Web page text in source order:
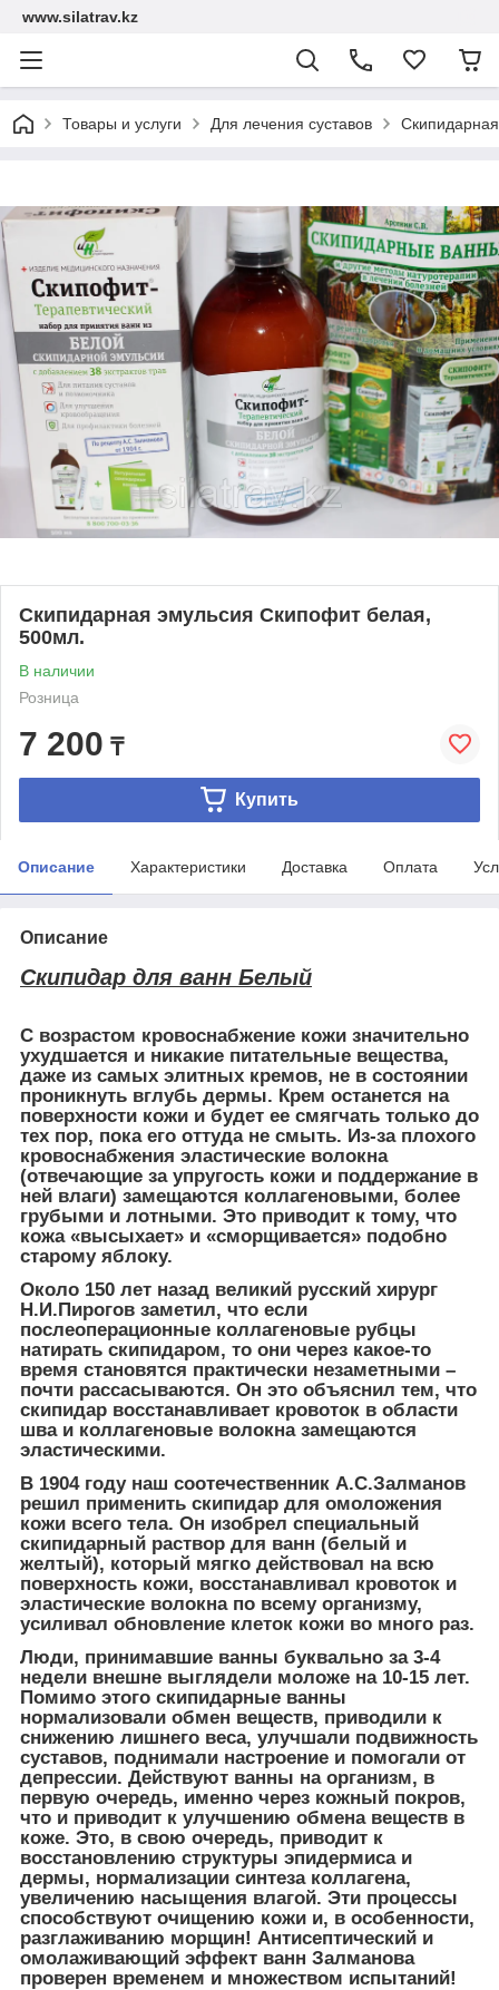
www.silatrav.kz
Товары и услуги Для лечения суставов
Скипидарная эмульсия Скипофит белая,
500мл.
В наличии
Розница
7 200 ₸
Купить
Описание Характеристики Доставка Оплата
Описание
Скипидар для ванн Белый
С возрастом кровоснабжение кожи значительно
ухудшается и никакие питательные вещества,
даже из самых элитных кремов, не в состоянии
проникнуть вглубь дермы. Крем останется на
поверхности кожи и будет ее смягчать только до
тех пор, пока его оттуда не смыть. Из-за плохого
кровоснабжения эластические волокна
(отвечающие за упругость кожи и поддержание в
ней влаги) замещаются коллагеновыми, более
грубыми и лотными. Это приводит к тому, что
кожа «высыхает» и «сморщивается» подобно
старому яблоку.
Около 150 лет назад великий русский хирург
Н.И.Пирогов заметил, что если
послеоперационные коллагеновые рубцы
натирать скипидаром, то они через какое-то
время становятся практически незаметными –
почти рассасываются. Он это объяснил тем, что
скипидар восстанавливает кровоток в области
шва и коллагеновые волокна замещаются
эластическими.
В 1904 году наш соотечественник А.С.Залманов
решил применить скипидар для омоложения
кожи всего тела. Он изобрел специальный
скипидарный раствор для ванн (белый и
желтый), который мягко действовал на всю
поверхность кожи, восстанавливал кровоток и
эластические волокна по всему организму,
усиливал обновление клеток кожи во много раз.
Люди, принимавшие ванны буквально за 3-4
недели внешне выглядели моложе на 10-15 лет.
Помимо этого скипидарные ванны
нормализовали обмен веществ, приводили к
снижению лишнего веса, улучшали подвижность
суставов, поднимали настроение и помогали от
депрессии. Действуют ванны на организм, в
первую очередь, именно через кожный покров,
что и приводит к улучшению обмена веществ в
коже. Это, в свою очередь, приводит к
восстановлению структуры эпидермиса и
дермы, нормализации синтеза коллагена,
увеличению насыщения влагой. Эти процессы
способствуют очищению кожи и, в особенности,
разглаживанию морщин! Антисептический и
омолаживающий эффект ванн Залманова
проверен временем и множеством испытаний!